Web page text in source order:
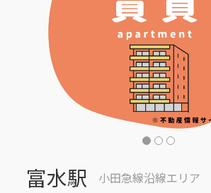
富水駅 小田急線沿線エリア